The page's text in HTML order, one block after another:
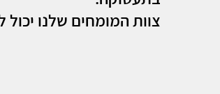
צוות המומחים שלנו יכול